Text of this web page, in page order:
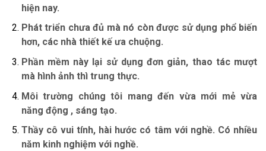
hiện nay.
Phát triển chưa đủ mà nó còn được sử dụng phổ biến
hơn, các nhà thiết kế ưa chuộng.
Phần mềm này lại sử dụng đơn giản, thao tác mượt
mà hình ảnh thì trung thực.
Môi trường chúng tôi mang đến vừa mới mẻ vừa
năng động , sáng tạo.
Thầy cô vui tính, hài hước có tâm với nghề. Có nhiều
năm kinh nghiệm với nghề.